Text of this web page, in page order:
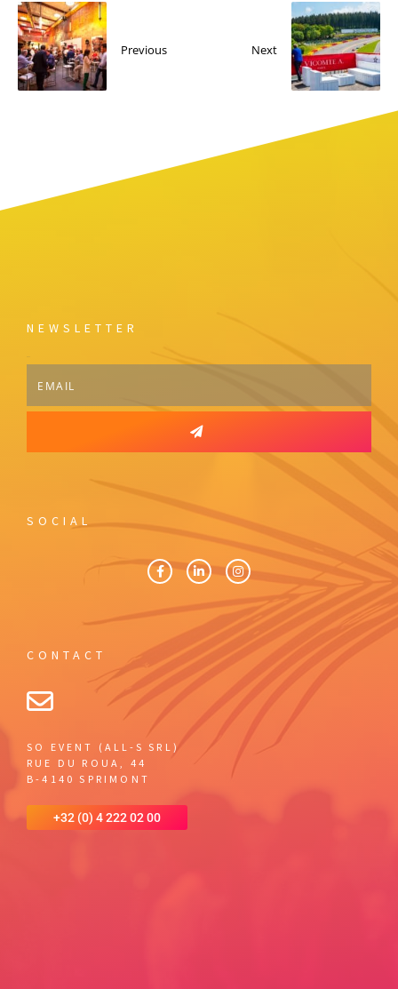
Previous Next
NEWSLETTER
SOCIAL
CONTACT
SO EVENT (ALL-S SRL)
RUE DU ROUA, 44
B-4140 SPRIMONT
+32 (0) 4 222 02 00